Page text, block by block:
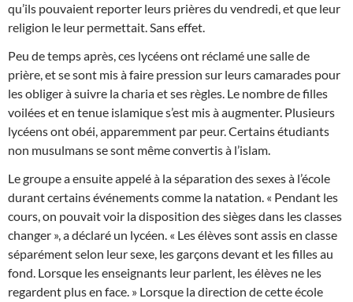
qu’ils pouvaient reporter leurs prières du vendredi, et que leur
religion le leur permettait. Sans effet.
Peu de temps après, ces lycéens ont réclamé une salle de
prière, et se sont mis à faire pression sur leurs camarades pour
les obliger à suivre la charia et ses règles. Le nombre de filles
voilées et en tenue islamique s’est mis à augmenter. Plusieurs
lycéens ont obéi, apparemment par peur. Certains étudiants
non musulmans se sont même convertis à l’islam.
Le groupe a ensuite appelé à la séparation des sexes à l’école
durant certains événements comme la natation. « Pendant les
cours, on pouvait voir la disposition des sièges dans les classes
changer », a déclaré un lycéen. « Les élèves sont assis en classe
séparément selon leur sexe, les garçons devant et les filles au
fond. Lorsque les enseignants leur parlent, les élèves ne les
regardent plus en face. » Lorsque la direction de cette école